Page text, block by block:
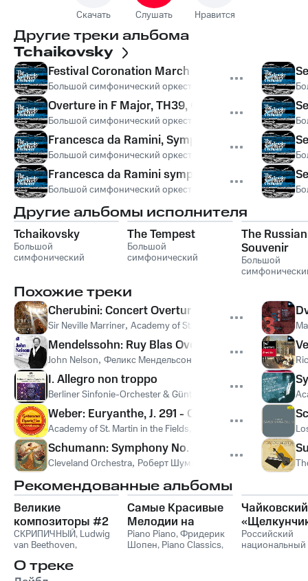
Скачать Слушать Нравится
Другие треки альбома
Tchaikovsky
Festival Coronation March in D Major, TH50,
Большой симфонический оркестр им. П.И. Чайковского,
Overture in F Major, TH39, ČW34
Большой симфонический оркестр им. П.И. Чайковского,
Francesca da Ramini, Symphonic Fantasia after
Большой симфонический оркестр им. П.И. Чайковского,
Francesca da Ramini symponic fantasia after
Большой симфонический оркестр им. П.И. Чайковского,
Другие альбомы исполнителя
Tchaikovsky
Большой
симфонический
Федосеев,Пётр Ильич
Чайковский
The Tempest
Большой
симфонический
Федосеев
The Russian
Souvenir
Большой
Федосеев,
Чайковский
Похожие треки
Cherubini: Concert Overture
Sir Neville Marriner, Academy of St. Martin in the Fields,
Mendelssohn: Ruy Blas Overture, Op. 95, MWV
John Nelson, Феликс Мендельсон
I. Allegro non troppo
Berliner Sinfonie-Orchester & Günther Herbig Berliner
Weber: Euryanthe, J. 291 - Overture
Academy of St. Martin in the Fields Sir Neville Marriner Карл
Schumann: Symphony No. 2 in C Major, Op.
Cleveland Orchestra, Роберт Шуман
Рекомендованные альбомы
Великие
композиторы #2
СКРИПИЧНЫЙ, Ludwig
van Beethoven,
Франц Шуберт
String Orchestra
Самые Красивые
Мелодии на
Пианино
Piano Piano,Фридерик
Шопен, Piano Classics,
Чайковский
Российский
национальный
О треке